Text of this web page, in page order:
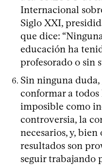
Internacional
Siglo XXI,
que dice:
educación ha
profesorado o sin
Sin ninguna
conformar a todos
imposible como
controversia, la
necesarios, y, bien
resultados son
seguir trabajando